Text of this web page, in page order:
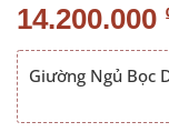
14.200.000
Giường Ngủ Bọc